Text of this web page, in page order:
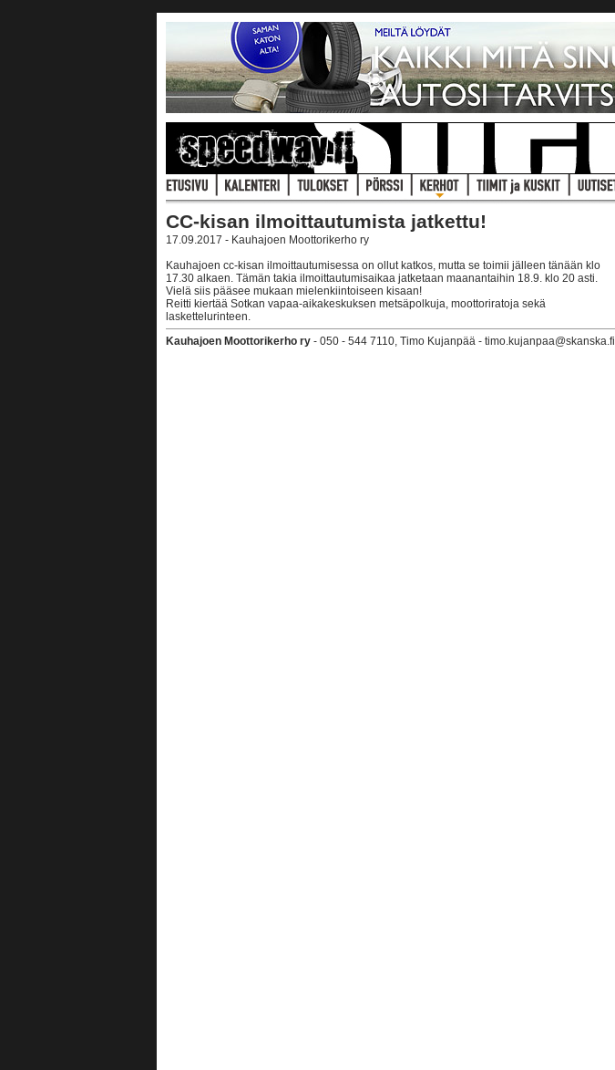
CC-kisan ilmoittautumista jatkettu!
17.09.2017 - Kauhajoen Moottorikerho ry
Kauhajoen cc-kisan ilmoittautumisessa on ollut katkos, mutta se toimii jälleen tänään klo
17.30 alkaen. Tämän takia ilmoittautumisaikaa jatketaan maanantaihin 18.9. klo 20 asti.
Vielä siis pääsee mukaan mielenkiintoiseen kisaan!
Reitti kiertää Sotkan vapaa-aikakeskuksen metsäpolkuja, moottoriratoja sekä
laskettelurinteen.
Kauhajoen Moottorikerho ry - 050 - 544 7110, Timo Kujanpää - timo.kujanpaa@skanska.fi